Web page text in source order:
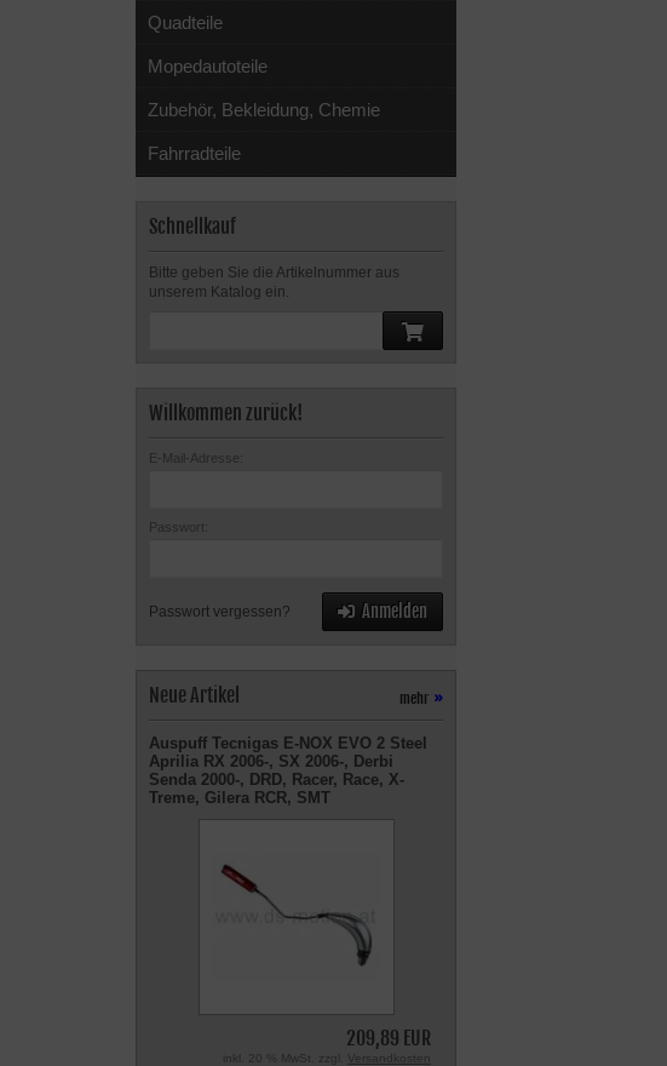
Quadteile
Mopedautoteile
Zubehör, Bekleidung, Chemie
Fahrradteile
Schnellkauf
Bitte geben Sie die Artikelnummer aus
unserem Katalog ein.
Willkommen zurück!
E-Mail-Adresse:
Passwort:
Passwort vergessen? Anmelden
Neue Artikel mehr »
Auspuff Tecnigas E-NOX EVO 2 Steel
Aprilia RX 2006-, SX 2006-, Derbi
Senda 2000-, DRD, Racer, Race, X-
Treme, Gilera RCR, SMT
209,89 EUR
inkl. 20 % MwSt. zzgl. Versandkosten